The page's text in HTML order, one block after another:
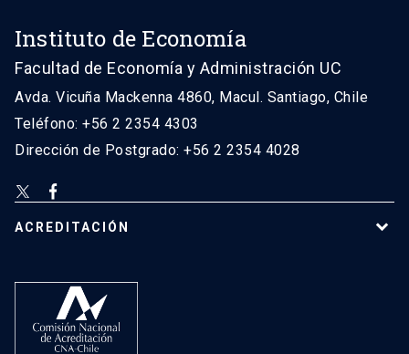
Instituto de Economía
Facultad de Economía y Administración UC
Avda. Vicuña Mackenna 4860, Macul. Santiago, Chile
Teléfono: +56 2 2354 4303
Dirección de Postgrado: +56 2 2354 4028
ACREDITACIÓN